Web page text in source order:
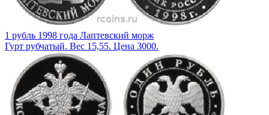
1 рубль 1998 года Лаптевский морж
Гурт рубчатый. Вес 15,55. Цена 3000.